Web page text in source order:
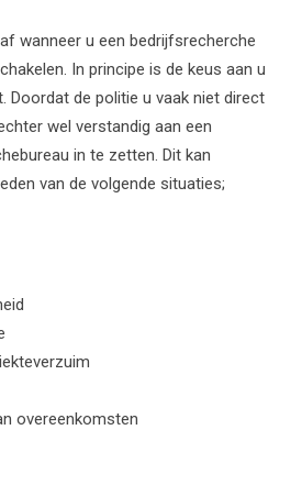
wanneer u een bedrijfsrecherche
In principe is de keus aan u
Doordat de politie u vaak niet direct
wel verstandig aan een
in te zetten. Dit kan
van de volgende situaties;
overeenkomsten